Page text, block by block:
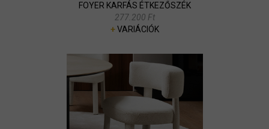
FOYER KARFÁS ÉTKEZŐSZÉK
277.200 Ft
+VARIÁCIÓK